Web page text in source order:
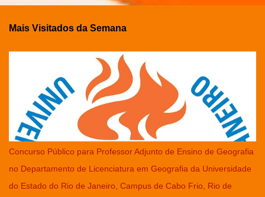
Mais Visitados da Semana
Concurso Público para Professor Adjunto de Ensino de Geografia
no Departamento de Licenciatura em Geografia da Universidade
do Estado do Rio de Janeiro, Campus de Cabo Frio, Rio de